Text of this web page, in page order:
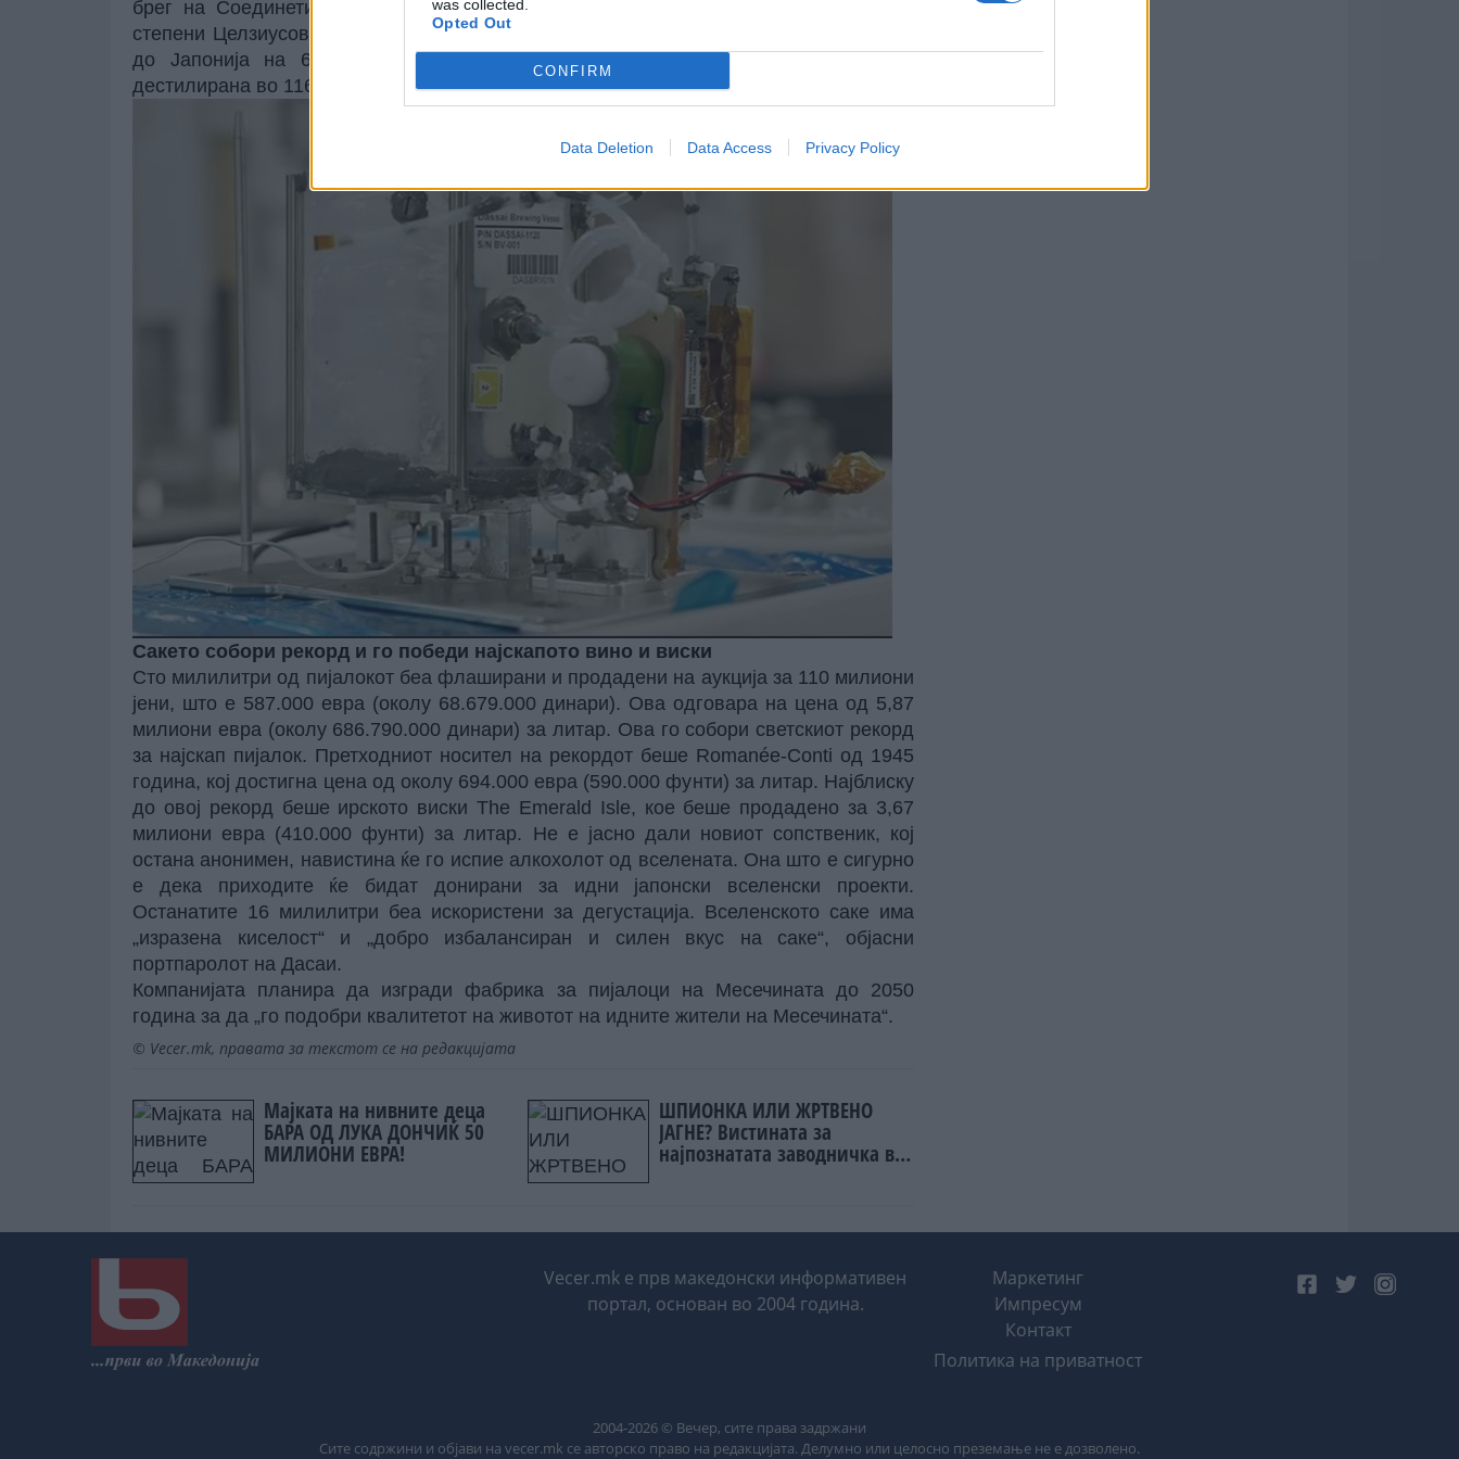
was collected.
Opted Out
CONFIRM
Data Deletion Data Access Privacy Policy
брег на Соединетите Американски Држави. Смесата беше оладена на минус 50
степени Целзиусови. Конечно беше транспортиран со редовен лет од Лос Анџелес
до Јапонија на 6 март. Во седиштето на Дасаи во Ивакуни, смесата беше
дестилирана во 116 милилитри саке.
Сакето собори рекорд и го победи најскапото вино и виски
Сто милилитри од пијалокот беа флаширани и продадени на аукција за 110 милиони
јени, што е 587.000 евра (околу 68.679.000 динари). Ова одговара на цена од 5,87
милиони евра (околу 686.790.000 динари) за литар. Ова го собори светскиот рекорд
за најскап пијалок. Претходниот носител на рекордот беше Romanée-Conti од 1945
година, кој достигна цена од околу 694.000 евра (590.000 фунти) за литар. Најблиску
до овој рекорд беше ирското виски The Emerald Isle, кое беше продадено за 3,67
милиони евра (410.000 фунти) за литар. Не е јасно дали новиот сопственик, кој
остана анонимен, навистина ќе го испие алкохолот од вселената. Она што е сигурно
е дека приходите ќе бидат донирани за идни јапонски вселенски проекти.
Останатите 16 милилитри беа искористени за дегустација. Вселенското саке има
„изразена киселост“ и „добро избалансиран и силен вкус на саке“, објасни
портпаролот на Дасаи.
Компанијата планира да изгради фабрика за пијалоци на Месечината до 2050
година за да „го подобри квалитетот на животот на идните жители на Месечината“.
© Vecer.mk, правата за текстот се на редакцијата
Мајката на нивните деца
БАРА ОД ЛУКА ДОНЧИЌ 50
МИЛИОНИ ЕВРА!
ШПИОНКА ИЛИ ЖРТВЕНО
ЈАГНЕ? Вистината за
најпознатата заводничка во
историјата
Vecer.mk е прв македонски информативен
портал, основан во 2004 година.
Маркетинг
Импресум
Контакт
Политика на приватност
2004-2026 © Вечер, сите права задржани
Сите содржини и објави на vecer.mk се авторско право на редакцијата. Делумно или целосно преземање не е дозволено.